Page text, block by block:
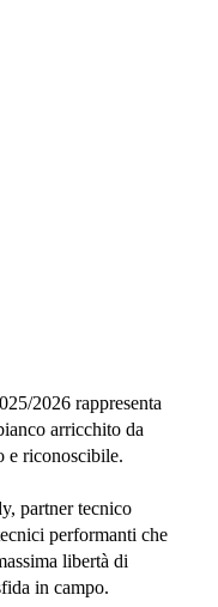
2026 rappresenta
arricchito da
e riconoscibile.
partner tecnico
performanti che
libertà di
in campo.